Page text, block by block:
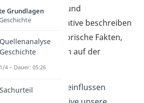
Emotionen und
Narrative beschreiben
nicht nur
historische Fakten,
wirken auch auf der
heutzutage beeinflussen
Grundlagen
Quellenanalyse
Geschichte
1/4 – Dauer: 05:26
Sachurteil